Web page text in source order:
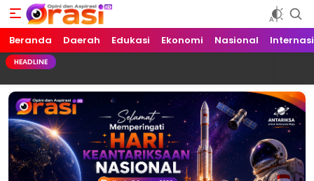
Orasi.ID
Opini dan Aspirasi!
Beranda Daerah Edukasi Ekonomi Nasional
HEADLINE